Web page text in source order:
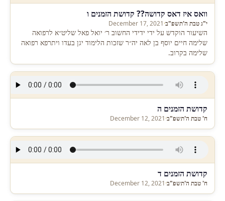
וואס איז דאס קדושה?? קדושת הזמנים ו
י"ג טבת ה'תשפ"ב·
December 17, 2021
השיעור הוקדש על ידי ידידי החשוב ר׳ יואל פאל שליט״א לרפואה
שלימה חיים יוסף בן לאה יה״ר שזכות הלימוד יגן בעדו ויתרפא רפואה
שלימה בקרוב.
קדושת הזמנים ה
ח' טבת ה'תשפ"ב·
December 12, 2021
קדושת הזמנים ד
ח' טבת ה'תשפ"ב·
December 12, 2021